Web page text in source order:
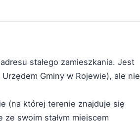
stałego zamieszkania. Jest
Gminy w Rojewie), ale nie
(na której terenie znajduje się
swoim stałym miejscem